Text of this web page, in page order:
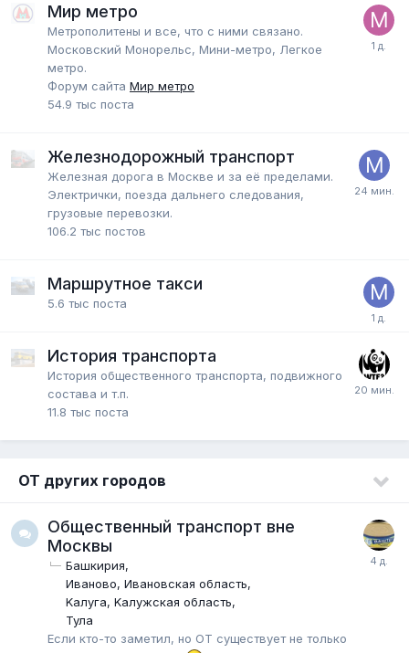
Мир метро
Метрополитены и все, что с ними связано.
Московский Монорельс, Мини-метро, Легкое
метро.
Форум сайта Мир метро
54.9 тыс поста
Железнодорожный транспорт
Железная дорога в Москве и за её пределами.
Электрички, поезда дальнего следования,
грузовые перевозки.
106.2 тыс постов
Маршрутное такси
5.6 тыс поста
История транспорта
История общественного транспорта, подвижного
состава и т.п.
11.8 тыс поста
ОТ других городов
Общественный транспорт вне
Москвы
Башкирия
Иваново, Ивановская область
Kалуга, Kалужская область
Тула
Если кто-то заметил, но ОТ существует не только